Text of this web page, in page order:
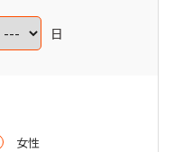
日
女性